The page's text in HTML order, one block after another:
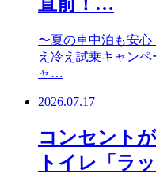
直前！…
〜夏の車中泊も安心
え冷え試乗キャン
ャ…
2026.07.17
コンセント
トイレ「ラ